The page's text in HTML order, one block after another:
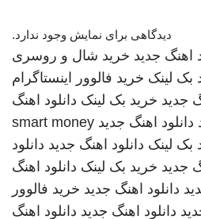
دیدگاهی برای نمایش وجود ندارد.
اهنگ جدید خرید شال و روسری
بک لینک خرید فالوور اینستاگرام
جدید خرید بک لینک دانلود اهنگ
دانلود اهنگ جدید smart money
بک لینک دانلود اهنگ جدید دانلود
جدید خرید بک لینک دانلود اهنگ
دانلود اهنگ جدید خرید فالوور
دانلود اهنگ جدید دانلود اهنگ